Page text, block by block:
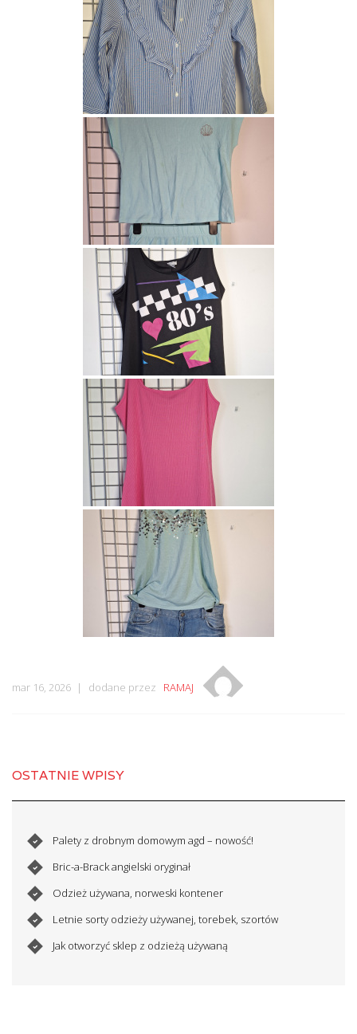
mar 16, 2026 dodane przez RAMAJ
OSTATNIE WPISY
Palety z drobnym domowym agd – nowość!
Bric-a-Brack angielski oryginał
Odzież używana, norweski kontener
Letnie sorty odzieży używanej, torebek, szortów
Jak otworzyć sklep z odzieżą używaną